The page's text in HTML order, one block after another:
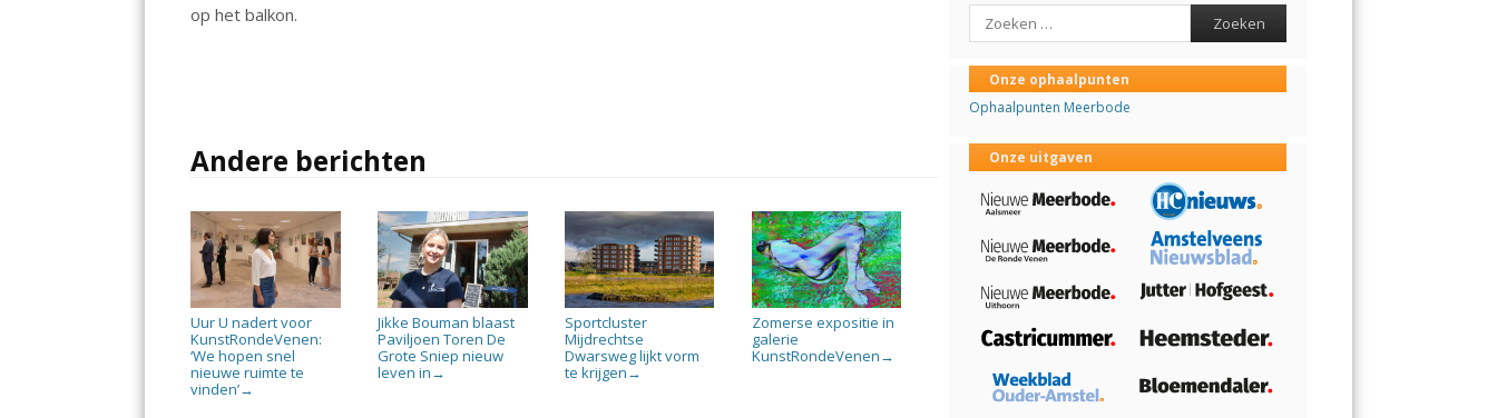
op het balkon.
Andere berichten
Uur U nadert voor
KunstRondeVenen:
‘We hopen snel
nieuwe ruimte te
vinden’→
Jikke Bouman blaast
Paviljoen Toren De
Grote Sniep nieuw
leven in →
Sportcluster
Mijdrechtse
Dwarsweg lijkt vorm
te krijgen →
Zomerse expositie in
galerie
KunstRondeVenen →
Search
Onze ophaalpunten
Ophaalpunten Meerbode
Onze uitgaven